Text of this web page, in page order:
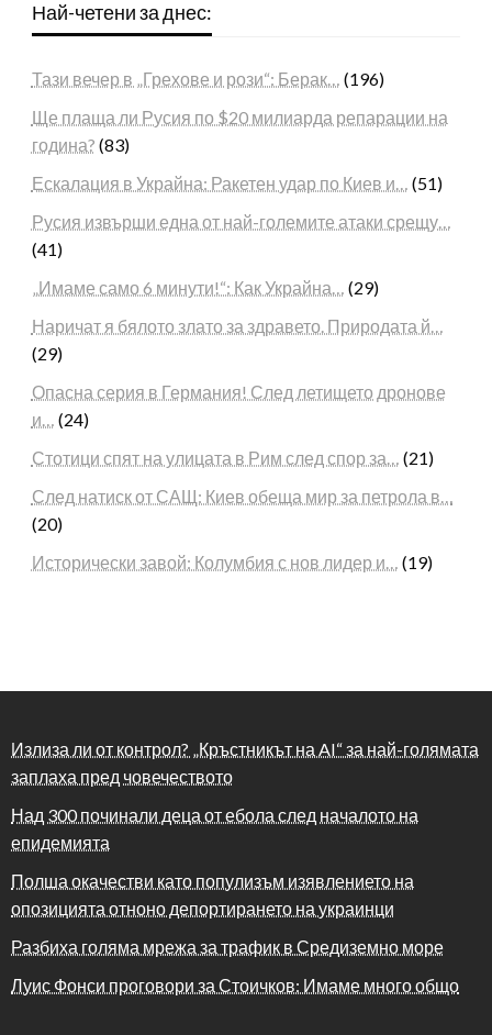
Най-четени за днес:
Тази вечер в „Грехове и рози“: Берак… (196)
Ще плаща ли Русия по $20 милиарда репарации на
година? (83)
Ескалация в Украйна: Ракетен удар по Киев и… (51)
Русия извърши една от най-големите атаки срещу…
(41)
„Имаме само 6 минути!“: Как Украйна… (29)
Наричат я бялото злато за здравето. Природата й…
(29)
Опасна серия в Германия! След летището дронове
и… (24)
Стотици спят на улицата в Рим след спор за… (21)
След натиск от САЩ: Киев обеща мир за петрола в…
(20)
Исторически завой: Колумбия с нов лидер и… (19)
Излиза ли от контрол? „Кръстникът на AI“ за най-голямата
заплаха пред човечеството
Над 300 починали деца от ебола след началото на
епидемията
Полша окачестви като популизъм изявлението на
опозицията отноно депортирането на украинци
Разбиха голяма мрежа за трафик в Средиземно море
Луис Фонси проговори за Стоичков: Имаме много общо